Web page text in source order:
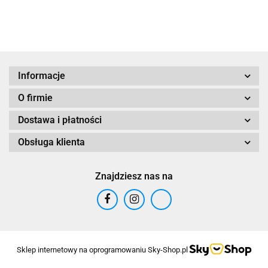
Informacje
O firmie
Dostawa i płatności
Obsługa klienta
Znajdziesz nas na
Sklep internetowy na oprogramowaniu Sky-Shop.pl